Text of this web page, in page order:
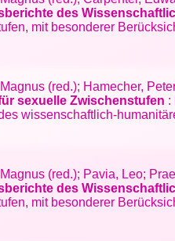
des
mit besonderer
(red.); Hamecher,
sexuelle Zwischenstufen :
wissenschaftlich-
(red.); Pavia, Leo;
des
mit besonderer